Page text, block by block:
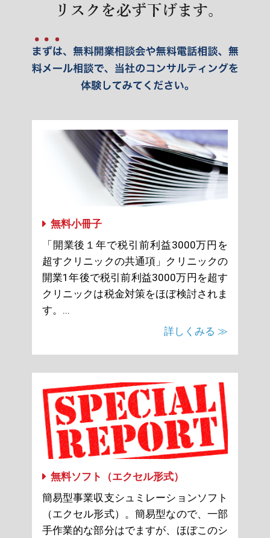
無料小冊子
「開業後１年で税引前利益3000万円を
超すクリニックの共通項」クリニックの
開業1年後で税引前利益3000万円を超す
クリニックは税金対策をほぼ検討されま
す。...
詳しくみる ≫
無料ソフト（エクセル形式）
簡易型事業収支シュミレーションソフト
（エクセル形式）。簡易型なので、一部
手作業的な部分はでますが、ほぼこのシ